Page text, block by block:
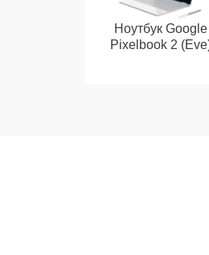
Ноутбук Google
Pixelbook 2